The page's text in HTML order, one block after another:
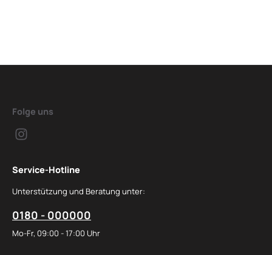
Folge uns
Service-Hotline
Unterstützung und Beratung unter:
0180 - 000000
Mo-Fr, 09:00 - 17:00 Uhr